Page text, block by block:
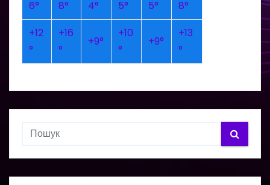
6°
8°
4°
5°
5°
8°
+12
°
+16
°
+9°
+10
°
+9°
+13
°